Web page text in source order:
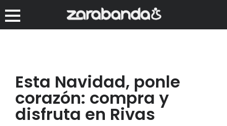
Esta Navidad, ponle
corazón: compra y
disfruta en Rivas